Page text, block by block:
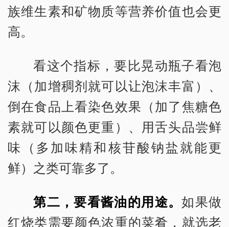
族维生素和矿物质等营养价值也会更
高。
看这个指标，要比晃动瓶子看泡
沫（加增稠剂就可以让泡沫丰富）、
倒在食品上看染色效果（加了焦糖色
素就可以颜色更重）、用舌头品尝鲜
味（多加味精和核苷酸钠盐就能更
鲜）之类可靠多了。
第二，要看酱油的用途。如果做
红烧类需要颜色浓重的菜肴，就选老